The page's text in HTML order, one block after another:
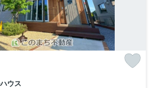
ウス